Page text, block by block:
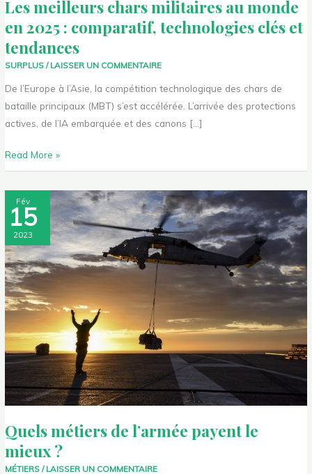
Les meilleurs chars militaires au monde
en 2025 : comparatif, technologies clés et
tendances
SURPLUS / LAISSER UN COMMENTAIRE
De l’Europe à l’Asie, la compétition technologique des chars de
bataille principaux (MBT) s’est accélérée. L’arrivée des protections
actives, de l’IA embarquée et des canons […]
tendances
Read More »
Fév
15
2023
Quels métiers de l’armée payent le
mieux ?
MÉTIERS / LAISSER UN COMMENTAIRE
Quels
métiers
de
l’armée
payent
le
mieux
?